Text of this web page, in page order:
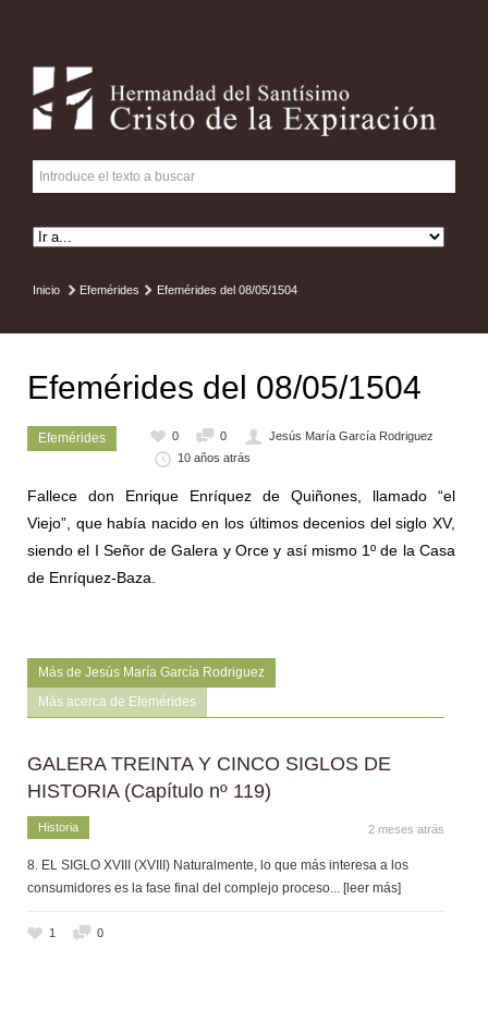
Inicio Efemérides Efemérides del 08/05/1504
Efemérides del 08/05/1504
Efemérides 0 0
Jesús María García Rodriguez
10 años atrás
Fallece don Enrique Enríquez de Quiñones, llamado “el
Viejo”, que había nacido en los últimos decenios del siglo XV,
siendo el I Señor de Galera y Orce y así mismo 1º de la Casa
de Enríquez-Baza.
Más de Jesús María García Rodriguez
Más acerca de Efemérides
GALERA TREINTA Y CINCO SIGLOS DE
HISTORIA (Capítulo nº 119)
Historia 2 meses atrás
8. EL SIGLO XVIII (XVIII) Naturalmente, lo que más interesa a los
consumidores es la fase final del complejo proceso... [leer más]
1 0